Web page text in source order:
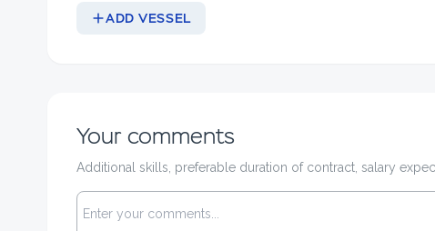
ADD VESSEL
Your comments
Additional skills, preferable duration of contract, salary